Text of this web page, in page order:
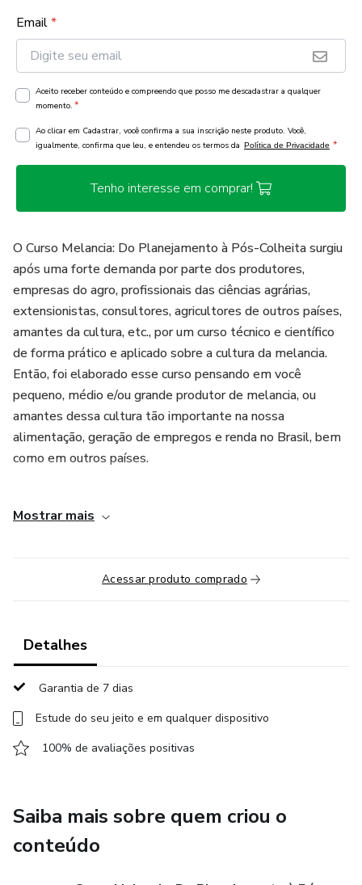
Email*
Aceito receber conteúdo e compreendo que posso me descadastrar a qualquer
momento. *
Ao clicar em Cadastrar, você confirma a sua inscrição neste produto. Você,
igualmente, confirma que leu, e entendeu os termos da Política de Privacidade *
Tenho interesse em comprar!
O Curso Melancia: Do Planejamento à Pós-Colheita surgiu
após uma forte demanda por parte dos produtores,
empresas do agro, profissionais das ciências agrárias,
extensionistas, consultores, agricultores de outros países,
amantes da cultura, etc., por um curso técnico e científico
de forma prático e aplicado sobre a cultura da melancia.
Então, foi elaborado esse curso pensando em você
pequeno, médio e/ou grande produtor de melancia, ou
amantes dessa cultura tão importante na nossa
alimentação, geração de empregos e renda no Brasil, bem
como em outros países.
apresentado 100% na modalidade on-line de forma
cultivo "DO PLANEJAMENTO À PÓS-COLHEITA DA
MELANCIA", bem como as inovações tecnológicas de
produção e manejo, com foco na produtividade, gestão e
Um dos diferenciais desse Curso é a vivência prática de
campo (condução de lavouras) e pesquisas na cadeia
produtiva da melancia em diferentes regiões do Brasil
pelos professores. Além disso, riqueza de vídeos de aulas
práticas e imagens (fotos) nas lavouras apresentando as
da cadeia da melancia.
OS 15 MÓDULOS DO CURSO SERÃO:
Mostrar mais
Acessar produto comprado
Detalhes
Garantia de 7 dias
Estude do seu jeito e em qualquer dispositivo
100% de avaliações positivas
Saiba mais sobre quem criou o
conteúdo